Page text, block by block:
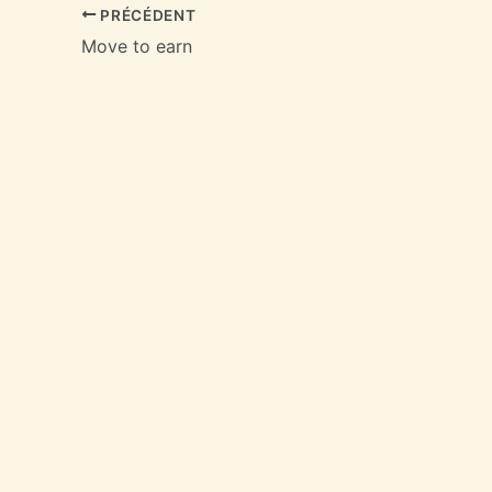
PRÉCÉDENT
Move to earn